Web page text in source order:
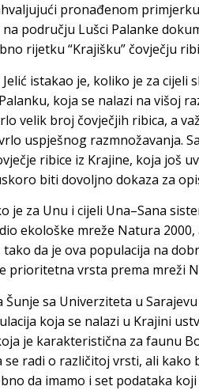
pronađenom
području Lušci Palanke
rijetku “Krajišku” čovječju
istakao je, koliko je za cijeli
koja se nalazi na višoj
velik broj čovječjih ribica, a
uspješnog razmnožavanja.
ribice iz Krajine, koja još
biti dovoljno dokaza za
je za Unu i cijeli Una–Sana
ekološke mreže Natura
da je ova populacija na
prioritetna vrsta prema mreži
Šunje sa Univerziteta u
koja se nalazi u Krajini
je karakteristična za faunu
se radi o različitoj vrsti, ali
da imamo i set podataka